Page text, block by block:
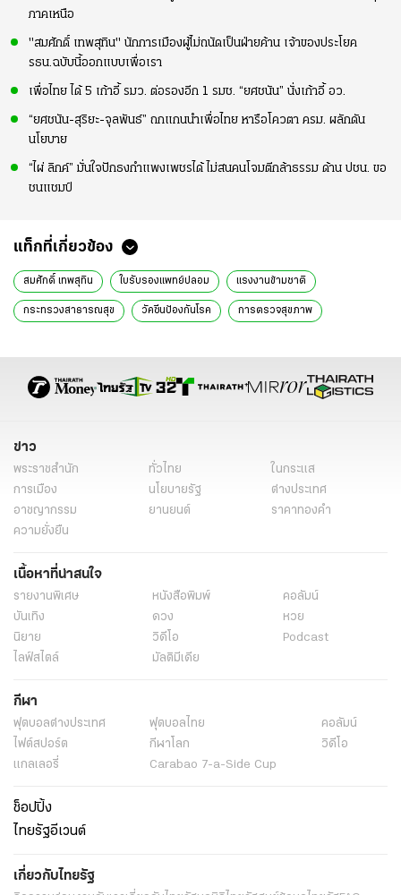
ภาคเหนือ
"สมศักดิ์ เทพสุทิน" นักการเมืองผู้ไม่ถนัดเป็นฝ่ายค้าน เจ้าของประโยค
รธน.ฉบับนี้ออกแบบเพื่อเรา
เพื่อไทย ได้ 5 เก้าอี้ รมว. ต่อรองอีก 1 รมช. “ยศชนัน” นั่งเก้าอี้ อว.
“ยศชนัน-สุริยะ-จุลพันธ์” ถกแกนนำเพื่อไทย หารือโควตา ครม. ผลักดัน
นโยบาย
“ไผ่ ลิกค์” มั่นใจปักธงกำแพงเพชรได้ ไม่สนคนโจมตีกล้าธรรม ด้าน ปชน. ขอ
ชนแชมป์
แท็กที่เกี่ยวข้อง
สมศักดิ์ เทพสุทิน ใบรับรองแพทย์ปลอม แรงงานข้ามชาติ
กระทรวงสาธารณสุข วัคซีนป้องกันโรค การตรวจสุขภาพ
ความปลอดภัยทางถนน 10 วัน อันตราย การเฝ้าระวังอุบัติเหตุ
ข่าวการเมือง
ข่าว
พระราชสำนัก ทั่วไทย
ในกระแส
การเมือง
นโยบายรัฐ
ต่างประเทศ
อาชญากรรม
ยานยนต์
ราคาทองคำ
ความยั่งยืน
เนื้อหาที่น่าสนใจ
รายงานพิเศษ หนังสือพิมพ์
คอลัมน์
บันเทิง
ดวง
หวย
นิยาย
วิดีโอ
Podcast
ไลฟ์สไตล์
มัลติมีเดีย
กีฬา
ฟุตบอลต่่างประเทศ ฟุตบอลไทย
คอลัมน์
ไฟต์สปอร์ต
กีฬาโลก
วิดีโอ
แกลเลอรี่
Carabao 7-a-Side Cup
ช็อปปิ้ง
ไทยรัฐอีเวนต์
เกี่ยวกับไทยรัฐ